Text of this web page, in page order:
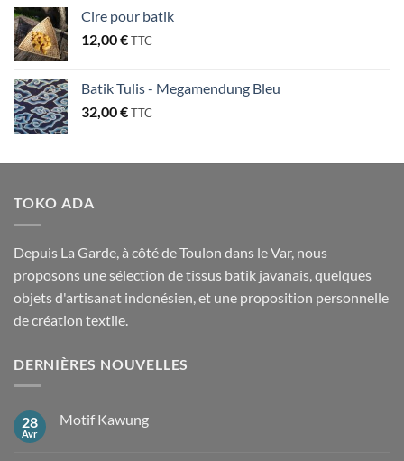
Cire pour batik
12,00€TTC
Batik Tulis - Megamendung Bleu
32,00€TTC
TOKO ADA
Depuis La Garde, à côté de Toulon dans le Var, nous
proposons une sélection de tissus batik javanais, quelques
objets d'artisanat indonésien, et une proposition personnelle
de création textile.
DERNIÈRES NOUVELLES
28
Avr
Motif Kawung